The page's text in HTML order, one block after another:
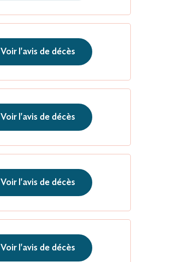
Voir l'avis de décès
Voir l'avis de décès
Voir l'avis de décès
Voir l'avis de décès